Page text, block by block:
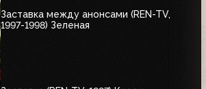
Заставка между анонсами (REN-TV,
1997-1998) Зеленая